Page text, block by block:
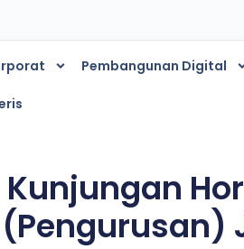
Pembangunan Digital
Kunjungan